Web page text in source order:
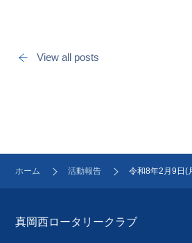
View all posts
ホーム 活動報告 令和8年2月9
真岡西ロータリークラブ